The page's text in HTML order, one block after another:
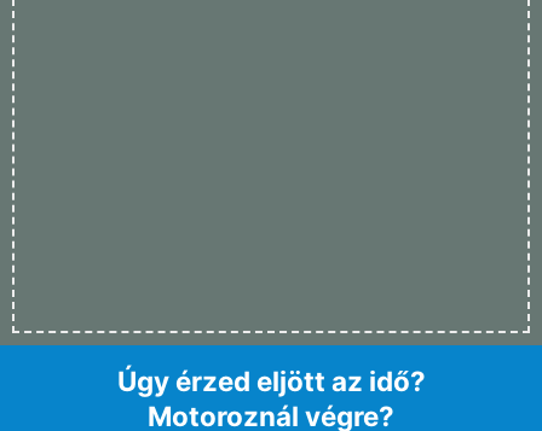
Úgy érzed eljött az idő?
Motoroznál végre?